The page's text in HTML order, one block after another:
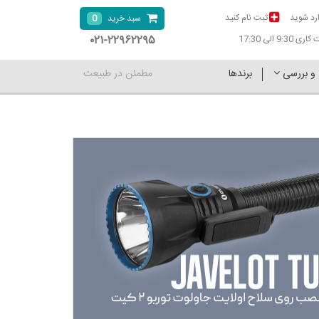
شوید
ثبت نام کنید
الی 17:30
سبد خرید 0
۰۲۱-۲۲۹۶۲۲۹۵
و بررسی برندها مطمئن در طبیعت